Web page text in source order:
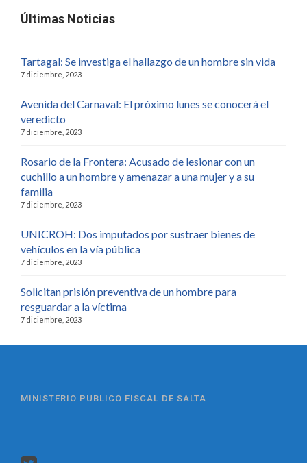
Últimas Noticias
Tartagal: Se investiga el hallazgo de un hombre sin vida
7 diciembre, 2023
Avenida del Carnaval: El próximo lunes se conocerá el
veredicto
7 diciembre, 2023
Rosario de la Frontera: Acusado de lesionar con un
cuchillo a un hombre y amenazar a una mujer y a su
familia
7 diciembre, 2023
UNICROH: Dos imputados por sustraer bienes de
vehículos en la vía pública
7 diciembre, 2023
Solicitan prisión preventiva de un hombre para
resguardar a la víctima
7 diciembre, 2023
MINISTERIO PUBLICO FISCAL DE SALTA